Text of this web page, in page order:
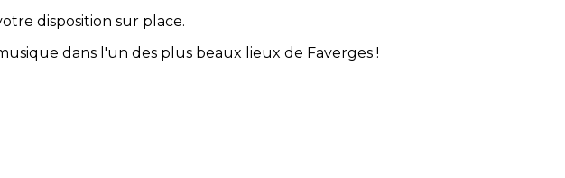
disposition sur place.
dans l'un des plus beaux lieux de Faverges !